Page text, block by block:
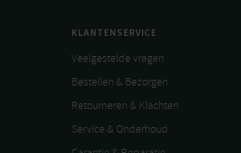
KLANTENSERVICE
Veelgestelde vragen
Bestellen & Bezorgen
Retourneren & Klachten
Service & Onderhoud